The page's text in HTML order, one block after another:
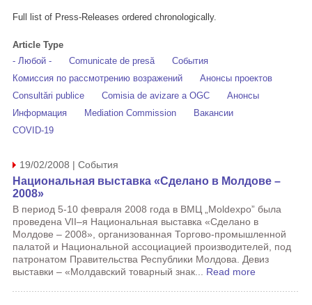
Full list of Press-Releases ordered chronologically.
Article Type
- Любой -
Comunicate de presă
События
Комиссия по рассмотрению возражений
Анонсы проектов
Consultări publice
Comisia de avizare a OGC
Анонсы
Информация
Mediation Commission
Вакансии
COVID-19
19/02/2008 | События
Национальная выставка «Сделано в Молдове –
2008»
В период 5-10 февраля 2008 года в ВМЦ „Moldexpo” была
проведена VII–я Национальная выставка «Сделано в
Молдове – 2008», организованная Торгово-промышленной
палатой и Национальной ассоциацией производителей, под
патронатом Правительства Республики Молдова. Девиз
выставки – «Молдавский товарный знак... Read more